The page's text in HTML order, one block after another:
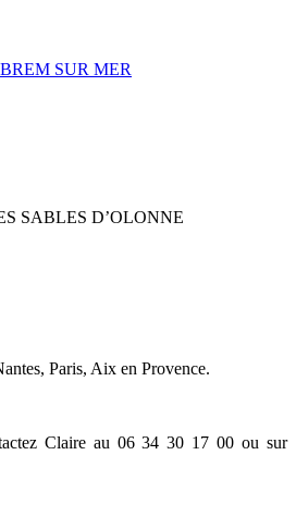
SUR MER
SABLES D’OLONNE
Paris, Aix en Provence.
Claire au 06 34 30 17 00 ou sur